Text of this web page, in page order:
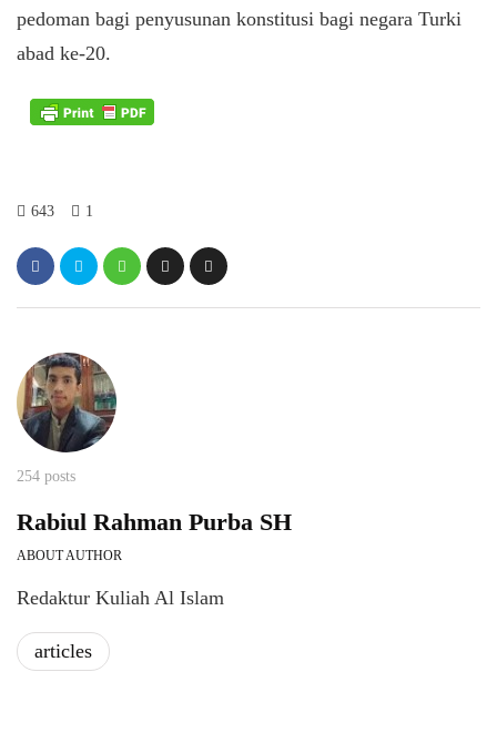
pedoman bagi penyusunan konstitusi bagi negara Turki
abad ke-20.
643 1
254 posts
Rabiul Rahman Purba SH
ABOUT AUTHOR
Redaktur Kuliah Al Islam
articles